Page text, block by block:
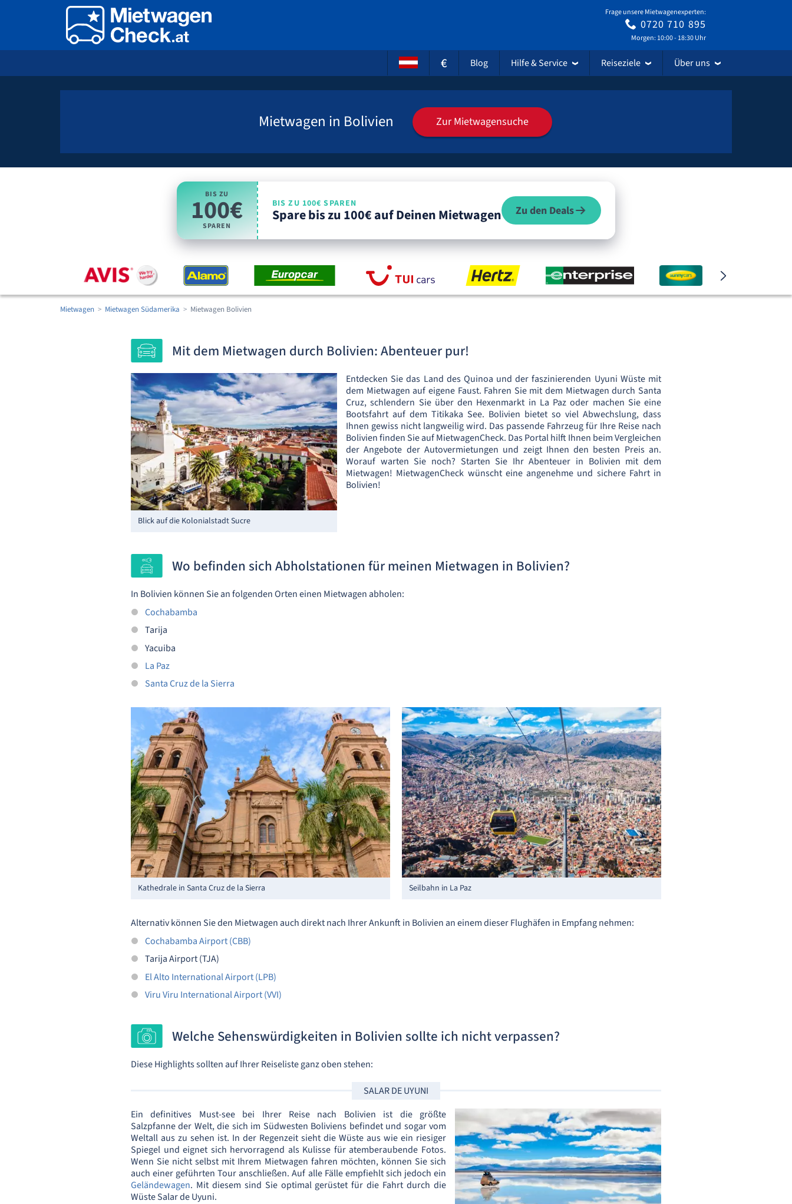
Frage unsere Mietwagenexperten:
0720 710 895
Morgen: 10:00 - 18:30 Uhr
€ Blog Hilfe & Service Reiseziele Über uns
Mietwagen in Bolivien Zur Mietwagensuche
BIS ZU
100€
SPAREN
BIS ZU 100€ SPAREN
Spare bis zu 100€ auf Deinen Mietwagen Zu den Deals
Mietwagen Mietwagen Südamerika Mietwagen Bolivien
Mit dem Mietwagen durch Bolivien: Abenteuer pur!
Blick auf die Kolonialstadt Sucre
Entdecken Sie das Land des Quinoa und der faszinierenden Uyuni Wüste mit
dem Mietwagen auf eigene Faust. Fahren Sie mit dem Mietwagen durch Santa
Cruz, schlendern Sie über den Hexenmarkt in La Paz oder machen Sie eine
Bootsfahrt auf dem Titikaka See. Bolivien bietet so viel Abwechslung, dass
Ihnen gewiss nicht langweilig wird. Das passende Fahrzeug für Ihre Reise nach
Bolivien finden Sie auf MietwagenCheck. Das Portal hilft Ihnen beim Vergleichen
der Angebote der Autovermietungen und zeigt Ihnen den besten Preis an.
Worauf warten Sie noch? Starten Sie Ihr Abenteuer in Bolivien mit dem
Mietwagen! MietwagenCheck wünscht eine angenehme und sichere Fahrt in
Bolivien!
Wo befinden sich Abholstationen für meinen Mietwagen in Bolivien?
In Bolivien können Sie an folgenden Orten einen Mietwagen abholen:
Cochabamba
Tarija
Yacuiba
La Paz
Santa Cruz de la Sierra
Kathedrale in Santa Cruz de la Sierra Seilbahn in La Paz
Alternativ können Sie den Mietwagen auch direkt nach Ihrer Ankunft in Bolivien an einem dieser Flughäfen in Empfang nehmen:
Cochabamba Airport (CBB)
Tarija Airport (TJA)
El Alto International Airport (LPB)
Viru Viru International Airport (VVI)
Welche Sehenswürdigkeiten in Bolivien sollte ich nicht verpassen?
Diese Highlights sollten auf Ihrer Reiseliste ganz oben stehen:
SALAR DE UYUNI
Ein definitives Must-see bei Ihrer Reise nach Bolivien ist die größte
Salzpfanne der Welt, die sich im Südwesten Boliviens befindet und sogar vom
Weltall aus zu sehen ist. In der Regenzeit sieht die Wüste aus wie ein riesiger
Spiegel und eignet sich hervorragend als Kulisse für atemberaubende Fotos.
Wenn Sie nicht selbst mit Ihrem Mietwagen fahren möchten, können Sie sich
auch einer geführten Tour anschließen. Auf alle Fälle empfiehlt sich jedoch ein
Geländewagen. Mit diesem sind Sie optimal gerüstet für die Fahrt durch die
Wüste Salar de Uyuni.